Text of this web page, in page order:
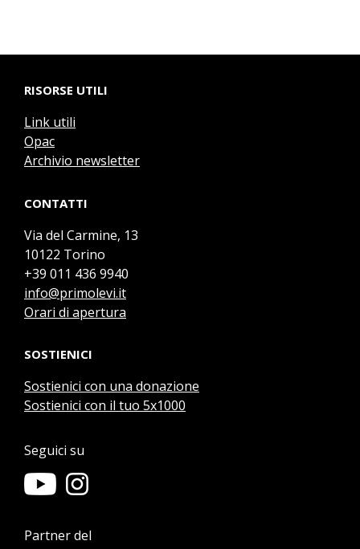
RISORSE UTILI
Link utili
Opac
Archivio newsletter
CONTATTI
Via del Carmine, 13
10122 Torino
+39 011 436 9940
info@primolevi.it
Orari di apertura
SOSTIENICI
Sostienici con una donazione
Sostienici con il tuo 5x1000
Seguici su
Partner del